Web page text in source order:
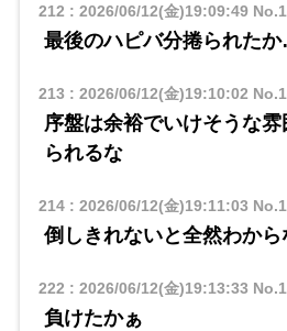
212 : 2026/06/12(金)19:09:49
最後のハピバ分捲られた
213 : 2026/06/12(金)19:10:02
序盤は余裕でいけそうな雰
られるな
214: 2026/06/12(金)19:11:03
倒しきれないと全然わか
222 : 2026/06/12(金)19:13:33
負けたかぁ